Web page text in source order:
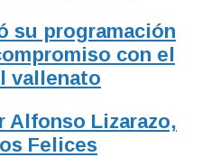
su programación
con el
vallenato
Alfonso Lizarazo,
Felices